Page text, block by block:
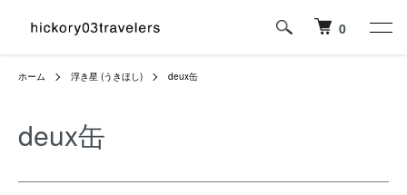
0
ホーム 浮き星 (うきほし) deux缶
deux缶